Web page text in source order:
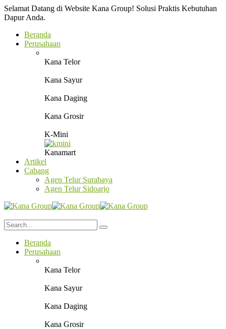
Selamat Datang di Website Kana Group! Solusi Praktis Kebutuhan
Dapur Anda.
Beranda
Perusahaan
Kana Telor
Kana Sayur
Kana Daging
Kana Grosir
K-Mini
Kanamart
Artikel
Cabang
Agen Telur Surabaya
Agen Telur Sidoarjo
Beranda
Perusahaan
Kana Telor
Kana Sayur
Kana Daging
Kana Grosir